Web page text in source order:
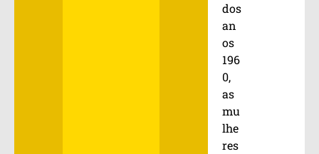
dos
an
os
196
0,
as
mu
lhe
res